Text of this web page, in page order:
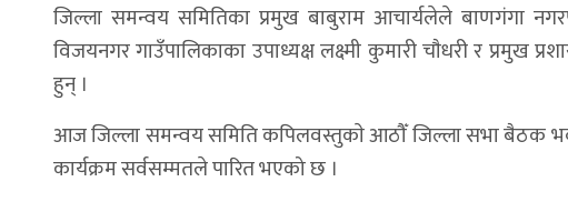
जिल्ला समन्वय समितिका प्रमुख बाबुराम आचार्यलेले बाणगंगा
विजयनगर गाउँपालिकाका उपाध्यक्ष लक्ष्मी कुमारी चाैधरी र प्रमुख
हुन् ।
आज जिल्ला समन्वय समिति कपिलवस्तुकाे आठौँ जिल्ला सभा बैठक
कार्यक्रम सर्वसम्मतले पारित भएको छ ।